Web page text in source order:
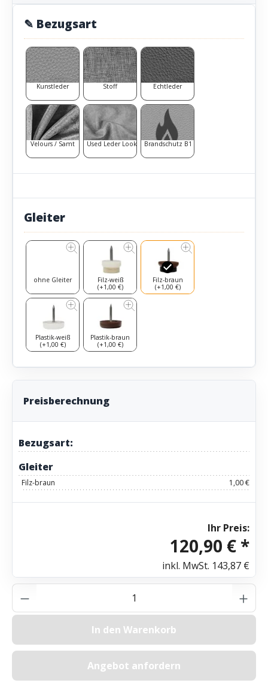
✎ Bezugsart
Kunstleder Stoff Echtleder
Velours / Samt Used Leder Look Brandschutz B1
Gleiter
ohne Gleiter
Filz-weiß
(+1,00 €)
Filz-braun
(+1,00 €)
Plastik-weiß
(+1,00 €)
Plastik-braun
(+1,00 €)
Preisberechnung
Bezugsart:
Gleiter
Filz-braun 1,00 €
Ihr Preis:
120,90 € *
inkl. MwSt. 143,87 €
Produkt Anzahl: Gib den gewünschten
In den Warenkorb
Angebot anfordern